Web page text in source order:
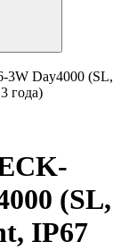
3W Day4000 (SL,
года)
(SL,
IP67